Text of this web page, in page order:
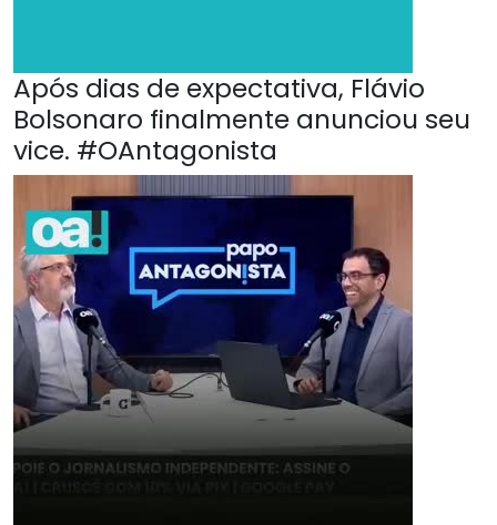
Após dias de expectativa, Flávio
Bolsonaro finalmente anunciou seu
vice. #OAntagonista